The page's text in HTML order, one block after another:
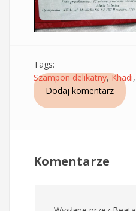
Tags:
Szampon delikatny, Khadi,
Dodaj komentarz
Komentarze